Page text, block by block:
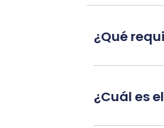
¿Qué
¿Cuál es